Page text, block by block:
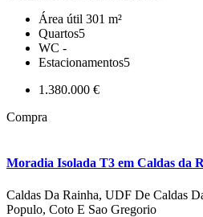
Área útil 301 m²
Quartos5
WC -
Estacionamentos5
1.380.000 €
Compra
Moradia Isolada T3 em Caldas da
Caldas Da Rainha, UDF De Caldas
Populo, Coto E Sao Gregorio